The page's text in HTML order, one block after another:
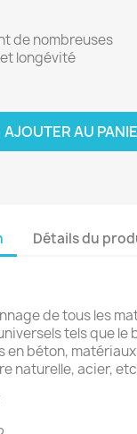
de nombreuses
longévité
AJOUTER AU
Détails du
de tous les
tels que le
en béton,
naturelle, acier,